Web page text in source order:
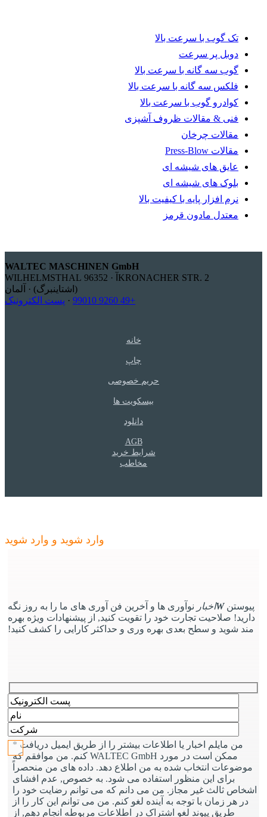
تک گوب با سرعت بالا
دوبل پر سرعت
گوب سه گانه با سرعت بالا
فلکس سه گانه با سرعت بالا
کوادرو گوب با سرعت بالا
فنی & مقالات ظروف آشپزی
مقالات چرخان
مقالات Press-Blow
عایق های شیشه ای
بلوک های شیشه ای
نرم افزار پایه با کیفیت بالا
معتدل مادون قرمز
WALTEC MASCHINEN GmbH
KRONACHER STR. 2آ · 96352 WILHELMSTHAL
(اشتاینبرگ) · آلمان
+49 9260 99010
· پست الکترونیک
خانه
چاپ
حریم خصوصی
بیسکویت ها
دانلود
AGB
شرایط خرید
مخاطب
وارد شوید و وارد شوید
پیوستنWاخبار نوآوری ها و آخرین فن آوری های ما را به روز نگه
دارید! صلاحیت تجارت خود را تقویت کنید, از پیشنهادات ویژه بهره
مند شوید و سطح بعدی بهره وری و حداکثر کارایی را کشف کنید!
* من مایلم اخبار یا اطلاعات بیشتر را از طریق ایمیل دریافت
کنم. من موافقم که WALTEC GmbH ممکن است در مورد
موضوعات انتخاب شده به من اطلاع دهد. داده های من منحصراً
برای این منظور استفاده می شود. به خصوص, عدم افشای
اشخاص ثالث غیر مجاز. من می دانم که می توانم رضایت خود را
در هر زمان با توجه به آینده لغو کنم. من می توانم این کار را از
طریق پیوند لغو اشتراک در اطلاعات مربوطه انجام دهم, از